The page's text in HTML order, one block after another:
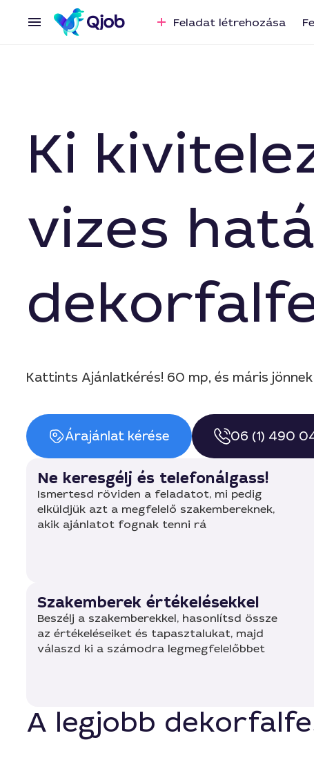
Feladat létrehozása
Ki
vizes
Kattints Ajánlatkérés! 60 mp, és máris
Árajánlat kérése 06 (1) 490
Ne keresgélj és telefonálgass!
Ismertesd röviden a feladatot, mi pedig
elküldjük azt a megfelelő szakembereknek,
akik ajánlatot fognak tenni rá
Szakemberek értékelésekkel
Beszélj a szakemberekkel, hasonlítsd össze
az értékeléseiket és tapasztalukat, majd
válaszd ki a számodra legmegfelelőbbet
A legjobb